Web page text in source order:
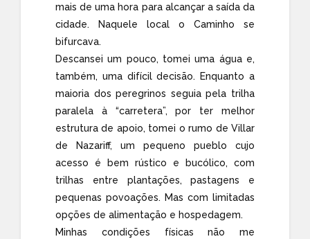
mais de uma hora para alcançar a saída da
cidade. Naquele local o Caminho se
bifurcava.
Descansei um pouco, tomei uma água e,
também, uma difícil decisão. Enquanto a
maioria dos peregrinos seguia pela trilha
paralela à “carretera”, por ter melhor
estrutura de apoio, tomei o rumo de Villar
de Nazariff, um pequeno pueblo cujo
acesso é bem rústico e bucólico, com
trilhas entre plantações, pastagens e
pequenas povoações. Mas com limitadas
opções de alimentação e hospedagem.
Minhas condições físicas não me